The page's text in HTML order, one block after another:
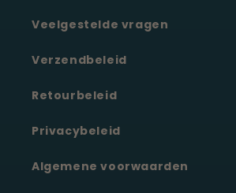
Veelgestelde vragen
Verzendbeleid
Retourbeleid
Privacybeleid
Algemene voorwaarden